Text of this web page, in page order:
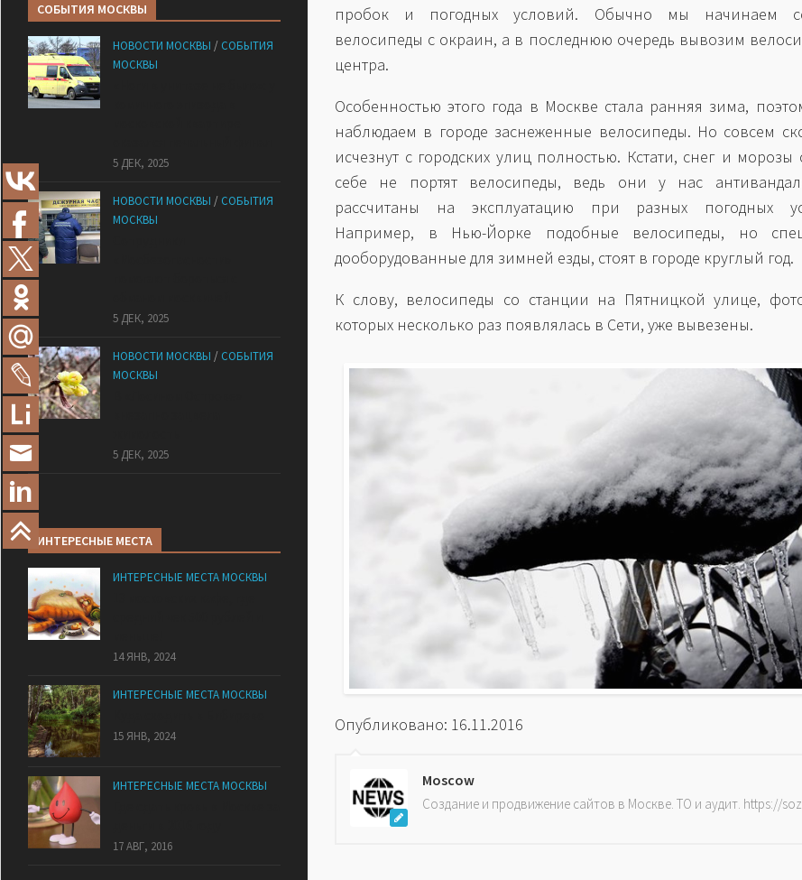
пробок и погодных условий. Обычно мы начинаем
велосипеды с окраин, а в последнюю очередь вывозим
центра.
Особенностью этого года в Москве стала ранняя зима,
наблюдаем в городе заснеженные велосипеды. Но совсем
исчезнут с городских улиц полностью. Кстати, снег и
себе не портят велосипеды, ведь они у нас
рассчитаны на эксплуатацию при разных погодных
Например, в Нью-Йорке подобные велосипеды, но
дооборудованные для зимней езды, стоят в городе круглый год.
К слову, велосипеды со станции на Пятницкой улице,
которых несколько раз появлялась в Сети, уже вывезены.
Опубликовано: 16.11.2016
Moscow
Создание и продвижение сайтов в Москве. ТО и аудит. https://
СОБЫТИЯ МОСКВЫ
НОВОСТИ МОСКВЫ / СОБЫТИЯ
МОСКВЫ
5 ДЕК, 2025
НОВОСТИ МОСКВЫ / СОБЫТИЯ
МОСКВЫ
5 ДЕК, 2025
НОВОСТИ МОСКВЫ / СОБЫТИЯ
МОСКВЫ
5 ДЕК, 2025
ИНТЕРЕСНЫЕ МЕСТА
ИНТЕРЕСНЫЕ МЕСТА МОСКВЫ
14 ЯНВ, 2024
ИНТЕРЕСНЫЕ МЕСТА МОСКВЫ
15 ЯНВ, 2024
ИНТЕРЕСНЫЕ МЕСТА МОСКВЫ
17 АВГ, 2016